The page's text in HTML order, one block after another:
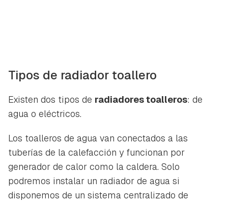
Tipos de radiador toallero
Existen dos tipos de radiadores toalleros: de
agua o eléctricos.
Los toalleros de agua van conectados a las
tuberías de la calefacción y funcionan por
generador de calor como la caldera. Solo
podremos instalar un radiador de agua si
disponemos de un sistema centralizado de